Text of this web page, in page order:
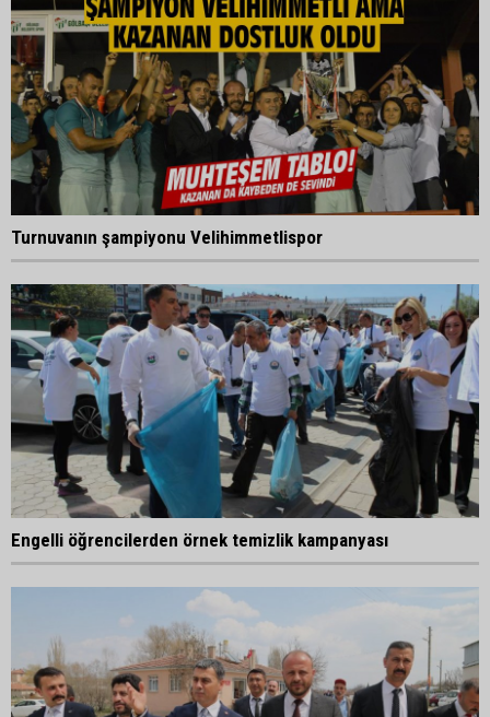
Turnuvanın şampiyonu Velihimmetlispor
Engelli öğrencilerden örnek temizlik kampanyası